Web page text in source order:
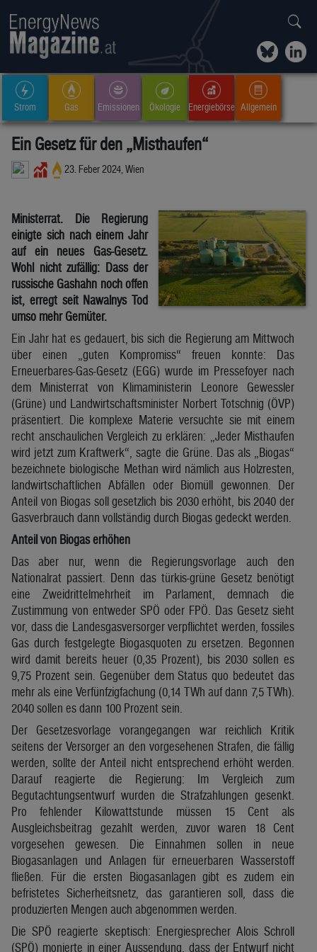
Strom Gas Emissionen Ökologie Energiebörse Allgemein
Ein Gesetz für den „Misthaufen“
23. Feber 2024, Wien
Ministerrat. Die Regierung
einigte sich nach einem Jahr
auf ein neues Gas-Gesetz.
Wohl nicht zufällig: Dass der
russische Gashahn noch offen
ist, erregt seit Nawalnys Tod
umso mehr Gemüter.
Ein Jahr hat es gedauert, bis sich die Regierung am Mittwoch
über einen „guten Kompromiss“ freuen konnte: Das
Erneuerbares-Gas-Gesetz (EGG) wurde im Pressefoyer nach
dem Ministerrat von Klimaministerin Leonore Gewessler
(Grüne) und Landwirtschaftsminister Norbert Totschnig (ÖVP)
präsentiert. Die komplexe Materie versuchte sie mit einem
recht anschaulichen Vergleich zu erklären: „Jeder Misthaufen
wird jetzt zum Kraftwerk“, sagte die Grüne. Das als „Biogas“
bezeichnete biologische Methan wird nämlich aus Holzresten,
landwirtschaftlichen Abfällen oder Biomüll gewonnen. Der
Anteil von Biogas soll gesetzlich bis 2030 erhöht, bis 2040 der
Gasverbrauch dann vollständig durch Biogas gedeckt werden.
Anteil von Biogas erhöhen
Das aber nur, wenn die Regierungsvorlage auch den
Nationalrat passiert. Denn das türkis-grüne Gesetz benötigt
eine Zweidrittelmehrheit im Parlament, demnach die
Zustimmung von entweder SPÖ oder FPÖ. Das Gesetz sieht
vor, dass die Landesgasversorger verpflichtet werden, fossiles
Gas durch festgelegte Biogasquoten zu ersetzen. Begonnen
wird damit bereits heuer (0,35 Prozent), bis 2030 sollen es
9,75 Prozent sein. Gegenüber dem Status quo bedeutet das
mehr als eine Verfünfzigfachung (0,14 TWh auf dann 7,5 TWh).
2040 sollen es dann 100 Prozent sein.
Der Gesetzesvorlage vorangegangen war reichlich Kritik
seitens der Versorger an den vorgesehenen Strafen, die fällig
werden, sollte der Anteil nicht entsprechend erhöht werden.
Darauf reagierte die Regierung: Im Vergleich zum
Begutachtungsentwurf wurden die Strafzahlungen gesenkt.
Pro fehlender Kilowattstunde müssen 15 Cent als
Ausgleichsbeitrag gezahlt werden, zuvor waren 18 Cent
vorgesehen gewesen. Die Einnahmen sollen in neue
Biogasanlagen und Anlagen für erneuerbaren Wasserstoff
fließen. Für die ersten Biogasanlagen gibt es zudem ein
befristetes Sicherheitsnetz, das garantieren soll, dass die
produzierten Mengen auch abgenommen werden.
Die SPÖ reagierte skeptisch: Energiesprecher Alois Schroll
(SPÖ) monierte in einer Aussendung, dass der Entwurf nicht